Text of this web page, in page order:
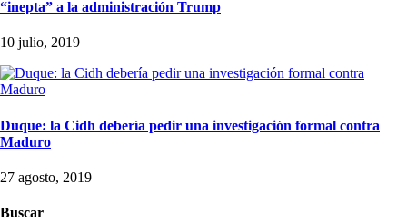
“inepta” a la administración Trump
10 julio, 2019
Duque: la Cidh debería pedir una investigación formal contra
Maduro
27 agosto, 2019
Buscar